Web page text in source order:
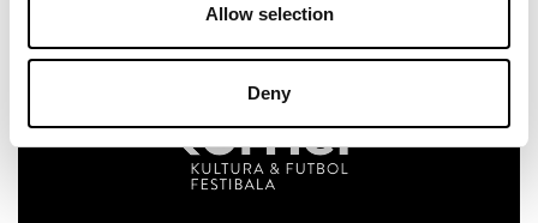
Allow selection
Deny